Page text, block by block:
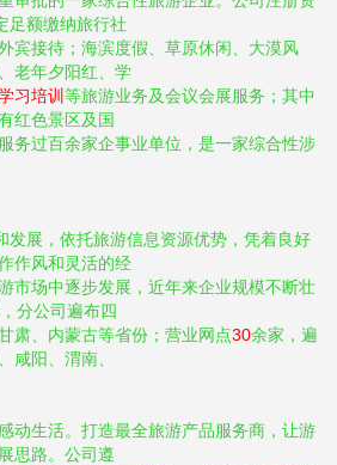
足额缴纳旅行社
宾接待；海滨度假、草原休闲、大漠风
老年夕阳红、学
习培训 等旅游业务及会议会展服务；其中
红色景区及国
务过百余家企事业单位，是一家综合性涉
展，依托旅游信息资源优势，凭着良好
作风和灵活的经
市场中逐步发展，近年来企业规模不断壮
分公司遍布四
肃、内蒙古等省份；营业网点30余家，遍
咸阳、渭南、
动生活。打造最全旅游产品服务商，让游
思路。公司遵